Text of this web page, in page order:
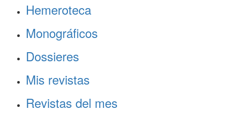
Hemeroteca
Monográficos
Dossieres
Mis revistas
Revistas del mes